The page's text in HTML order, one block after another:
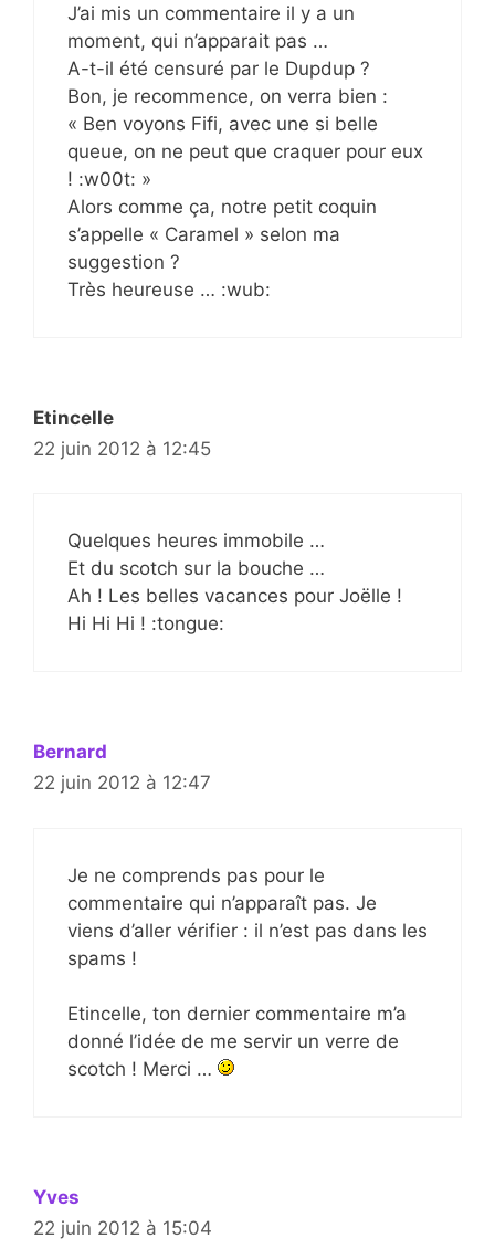
J’ai mis un commentaire il y a un
moment, qui n’apparait pas …
A-t-il été censuré par le Dupdup ?
Bon, je recommence, on verra bien :
« Ben voyons Fifi, avec une si belle
queue, on ne peut que craquer pour eux
! :w00t: »
Alors comme ça, notre petit coquin
s’appelle « Caramel » selon ma
suggestion ?
Très heureuse … :wub:
Etincelle
22 juin 2012 à 12:45
Quelques heures immobile …
Et du scotch sur la bouche …
Ah ! Les belles vacances pour Joëlle !
Hi Hi Hi ! :tongue:
Bernard
22 juin 2012 à 12:47
Je ne comprends pas pour le
commentaire qui n’apparaît pas. Je
viens d’aller vérifier : il n’est pas dans les
spams !
Etincelle, ton dernier commentaire m’a
donné l’idée de me servir un verre de
scotch ! Merci …
Yves
22 juin 2012 à 15:04